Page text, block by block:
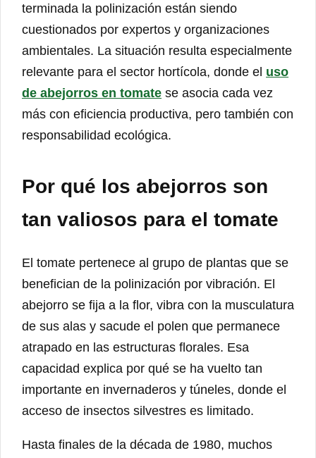
terminada la polinización están siendo
cuestionados por expertos y organizaciones
ambientales. La situación resulta especialmente
relevante para el sector hortícola, donde el uso
de abejorros en tomate se asocia cada vez
más con eficiencia productiva, pero también con
responsabilidad ecológica.
Por qué los abejorros son
tan valiosos para el tomate
El tomate pertenece al grupo de plantas que se
benefician de la polinización por vibración. El
abejorro se fija a la flor, vibra con la musculatura
de sus alas y sacude el polen que permanece
atrapado en las estructuras florales. Esa
capacidad explica por qué se ha vuelto tan
importante en invernaderos y túneles, donde el
acceso de insectos silvestres es limitado.
Hasta finales de la década de 1980, muchos